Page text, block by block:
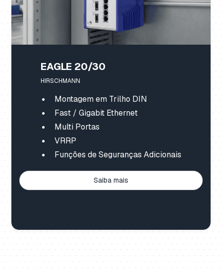
EAGLE 20/30
HIRSCHMANN
Montagem em Trilho DIN
Fast / Gigabit Ethernet
Multi Portas
VRRP
Funções de Seguranças Adicionais
Saiba mais